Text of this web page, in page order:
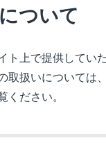
ついて
上で提供してい
取扱いについては
ください。